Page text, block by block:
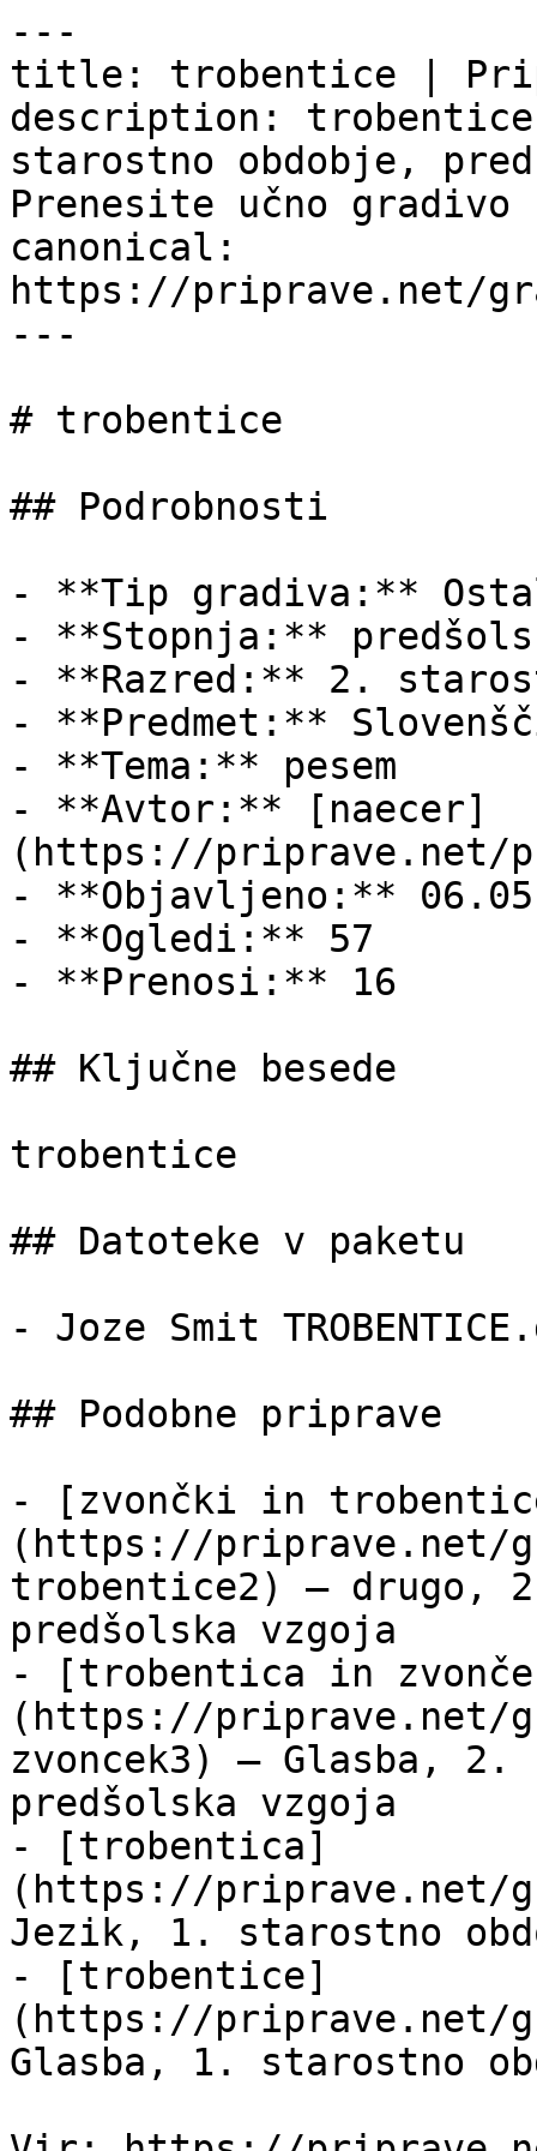
---
title: trobentice |
description:
starostno obdobje,
Prenesite učno
canonical:
https://priprave.net/
---
# trobentice
## Podrobnosti
- **Tip gradiva:**
- **Stopnja:**
- **Razred:** 2.
- **Predmet:**
- **Tema:** pesem
- **Avtor:** [naecer]
(https://priprave.net/
- **Objavljeno:**
- **Ogledi:** 57
- **Prenosi:** 16
## Ključne besede
trobentice
## Datoteke v paketu
- Joze Smit
## Podobne priprave
- [zvončki in
(https://priprave.net/
trobentice2) — drugo,
predšolska vzgoja
- [trobentica in
(https://priprave.net/
zvoncek3) — Glasba,
predšolska vzgoja
- [trobentica]
(https://priprave.net/
Jezik, 1. starostno
- [trobentice]
(https://priprave.net/
Glasba, 1. starostno